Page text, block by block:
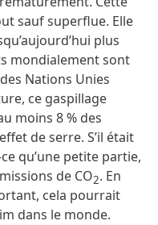
sauf superflue. Elle
plus
mondialement sont
Nations Unies
ce gaspillage
moins 8 % des
de serre. S’il était
qu’une petite partie,
de CO2. En
cela pourrait
dans le monde.